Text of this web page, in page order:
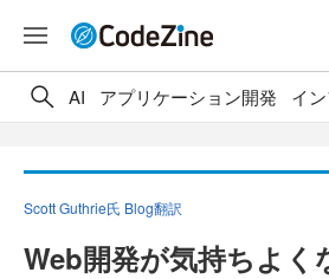
AI アプリケーション開発 イ
Scott Guthrie氏 Blog翻訳
Web開発が気持ちよく